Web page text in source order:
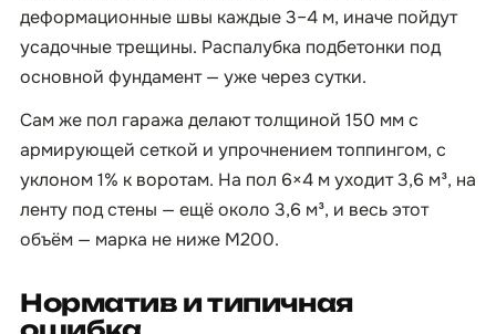
деформационные швы каждые 3–4 м, иначе пойдут
усадочные трещины. Распалубка подбетонки под
основной фундамент — уже через сутки.
Сам же пол гаража делают толщиной 150 мм с
армирующей сеткой и упрочнением топпингом, с
уклоном 1% к воротам. На пол 6×4 м уходит 3,6 м³, на
ленту под стены — ещё около 3,6 м³, и весь этот
объём — марка не ниже М200.
Норматив и типичная